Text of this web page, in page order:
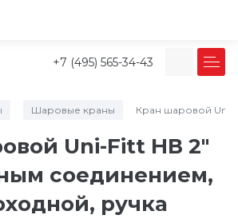
+7 (495) 565-34-43
Шаровые краны Кран шаровой Uni-
Uni-Fitt НВ 2"
соединением,
ручка